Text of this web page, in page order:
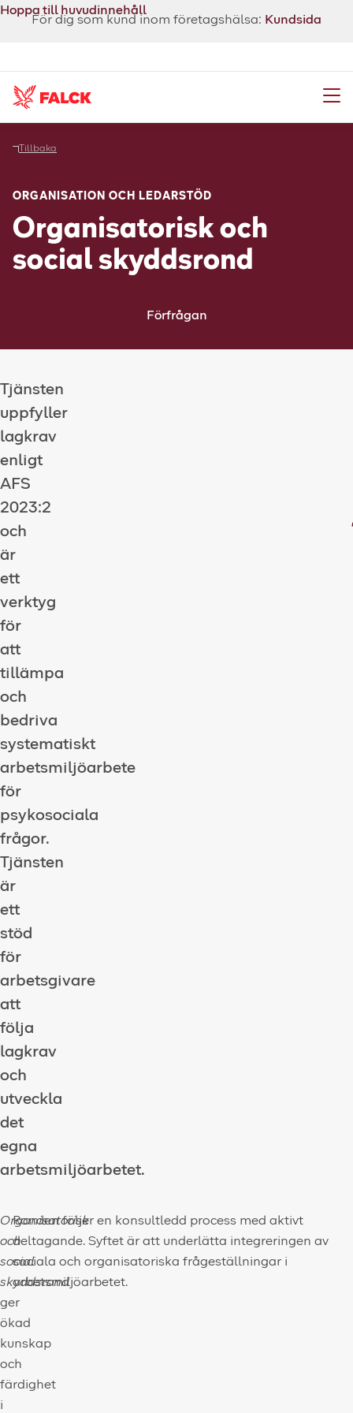
Hoppa till huvudinnehåll
För dig som kund inom företagshälsa: Kundsida
Meny
Tillbaka
ORGANISATION OCH LEDARSTÖD
Organisatorisk och
social skyddsrond
Förfrågan
Tjänsten
uppfyller
lagkrav
enligt
AFS
2023:2
och
är
ett
verktyg
för
att
tillämpa
och
bedriva
systematiskt
arbetsmiljöarbete
för
psykosociala
frågor.
Tjänsten
är
ett
stöd
för
arbetsgivare
att
följa
lagkrav
och
utveckla
det
egna
arbetsmiljöarbetet.
Organisatorisk
och
social
skyddsrond
ger
ökad
kunskap
och
färdighet
i
Ronden följer en konsultledd process med aktivt
deltagande. Syftet är att underlätta integreringen av
sociala och organisatoriska frågeställningar i
arbetsmiljöarbetet.